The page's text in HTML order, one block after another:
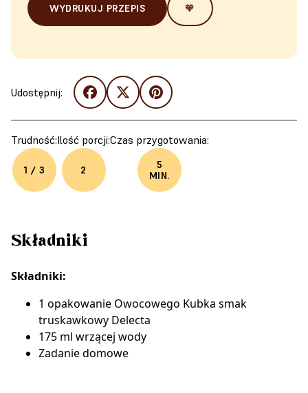
WYDRUKUJ PRZEPIS 🧡
Udostępnij:
Trudność:
1 / 3
Ilość porcji:
2
Czas przygotowania:
5
MIN.
Składniki
Składniki:
1 opakowanie Owocowego Kubka smak
truskawkowy Delecta
175 ml wrzącej wody
Zadanie domowe